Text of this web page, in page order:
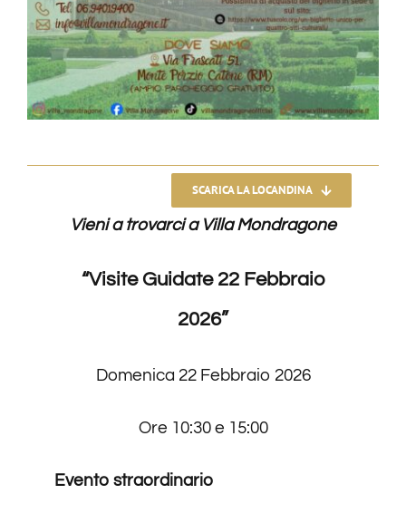
SCARICA LA LOCANDINA
Vieni a trovarci a Villa Mondragone
“Visite Guidate 22 Febbraio
2026”
Domenica 22 Febbraio 2026
Ore 10:30 e 15:00
Evento straordinario